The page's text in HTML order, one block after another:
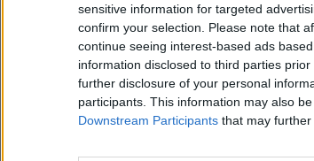
sensitive information for targeted
confirm your selection. Please note that
continue seeing interest-based ads
information disclosed to third parties
further disclosure of your personal
participants. This information may also
Downstream Participants that may further